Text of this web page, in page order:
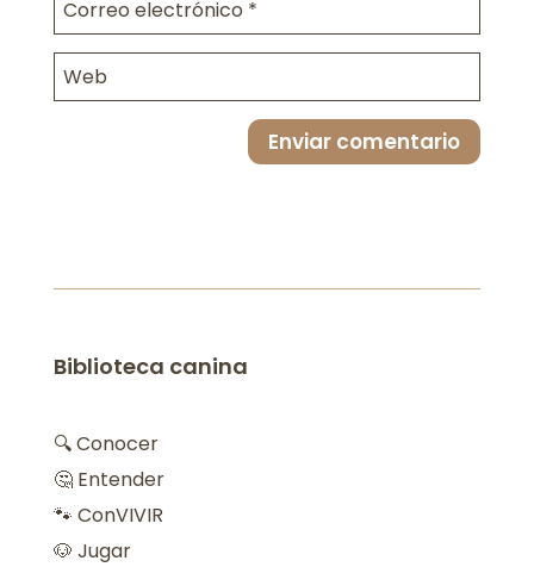
Enviar comentario
Biblioteca canina
🔍 Conocer
🤔 Entender
🐾 ConVIVIR
🐶 Jugar